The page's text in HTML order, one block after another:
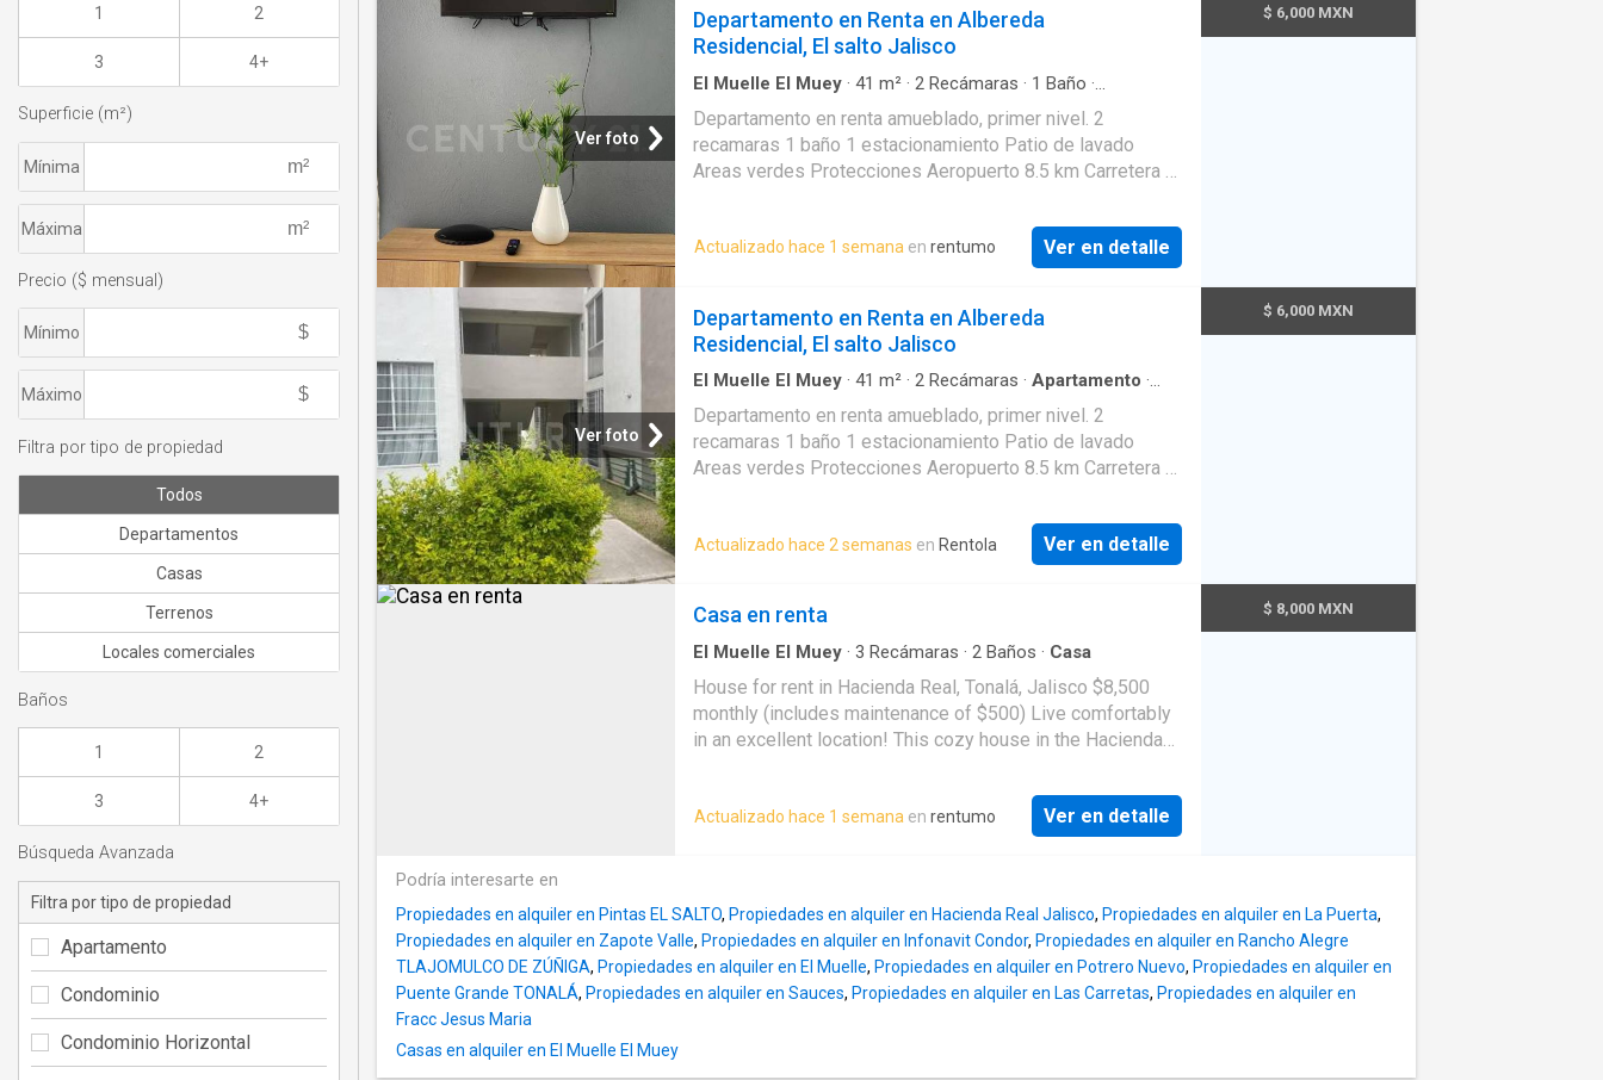
Ver foto
Departamento en Renta en Albereda
Residencial, El salto Jalisco
El Muelle El Muey · 41 m² · 2 Recámaras · 1 Baño ·
Departamento en renta amueblado, primer nivel. 2
recamaras 1 baño 1 estacionamiento Patio de lavado
Areas verdes Protecciones Aeropuerto 8.5 km Carretera a
Actualizado hace 1 semana en rentumo Ver en detalle
$ 6,000 MXN
Ver foto
Departamento en Renta en Albereda
Residencial, El salto Jalisco
El Muelle El Muey · 41 m² · 2 Recámaras · Apartamento ·
Departamento en renta amueblado, primer nivel. 2
recamaras 1 baño 1 estacionamiento Patio de lavado
Areas verdes Protecciones Aeropuerto 8.5 km Carretera a
Actualizado hace 2 semanas en Rentola Ver en detalle
$ 6,000 MXN
Casa en renta
El Muelle El Muey · 3 Recámaras · 2 Baños · Casa
House for rent in Hacienda Real, Tonalá, Jalisco $8,500
monthly (includes maintenance of $500) Live comfortably
in an excellent location! This cozy house in the Hacienda
Actualizado hace 1 semana en rentumo Ver en detalle
$ 8,000 MXN
Podría interesarte en
Propiedades en alquiler en Pintas EL SALTO, Propiedades en alquiler en Hacienda Real Jalisco, Propiedades en alquiler en La Puerta,
Propiedades en alquiler en Zapote Valle, Propiedades en alquiler en Infonavit Condor, Propiedades en alquiler en Rancho Alegre
TLAJOMULCO DE ZÚÑIGA, Propiedades en alquiler en El Muelle, Propiedades en alquiler en Potrero Nuevo, Propiedades en alquiler en
Puente Grande TONALÁ, Propiedades en alquiler en Sauces, Propiedades en alquiler en Las Carretas, Propiedades en alquiler en
Fracc Jesus Maria
Casas en alquiler en El Muelle El Muey
1 2
3 4+
Superficie (m²)
Mínima
Máxima
Precio ($ mensual)
Mínimo
Máximo
Filtra por tipo de propiedad
Todos
Departamentos
Casas
Terrenos
Locales comerciales
Baños
1 2
3 4+
Búsqueda Avanzada
Filtra por tipo de propiedad
Apartamento
Condominio
Condominio Horizontal